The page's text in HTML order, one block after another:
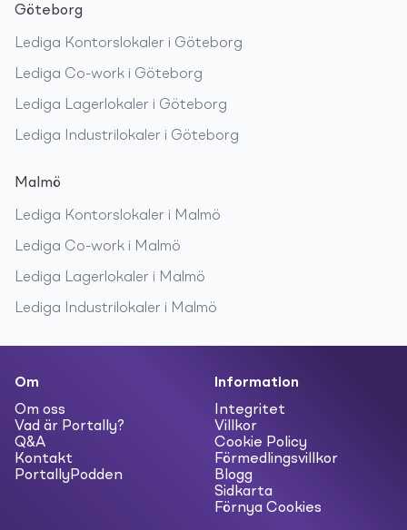
Göteborg
Lediga Kontorslokaler i Göteborg
Lediga Co-work i Göteborg
Lediga Lagerlokaler i Göteborg
Lediga Industrilokaler i Göteborg
Malmö
Lediga Kontorslokaler i Malmö
Lediga Co-work i Malmö
Lediga Lagerlokaler i Malmö
Lediga Industrilokaler i Malmö
Om
Om oss
Vad är Portally?
Q&A
Kontakt
PortallyPodden
Information
Integritet
Villkor
Cookie Policy
Förmedlingsvillkor
Blogg
Sidkarta
Förnya Cookies